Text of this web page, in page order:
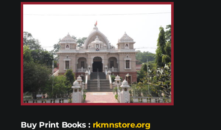
Buy Print Books : rkmnstore.org